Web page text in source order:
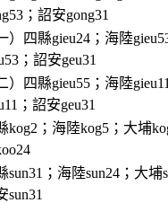
；詔安gong31
）四縣gieu24；海陸
；詔安geu31
）四縣gieu55；海陸
；詔安geu31
kog2；海陸kog5；大埔
sun31；海陸sun24；大埔
sun31